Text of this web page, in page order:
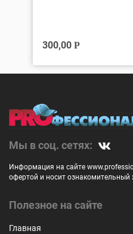
300,00 Р
Мы в соц. сетях:
Информация на сайте
офертой и носит ознакомительный
Полезное на сайте
Главная